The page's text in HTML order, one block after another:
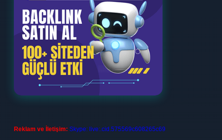
Reklam ve İletişim: Skype: live:.cid.575569c608265c69